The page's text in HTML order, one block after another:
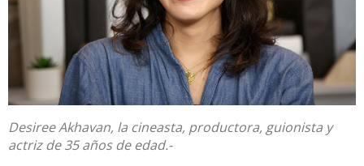
Desiree Akhavan, la cineasta, productora, guionista y
actriz de 35 años de edad.-